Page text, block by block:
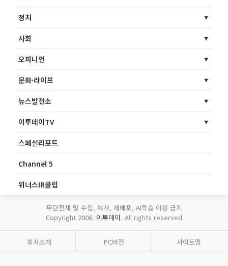
정치
사회
오피니언
문화·라이프
뉴스발전소
이투데이TV
스페셜리포트
Channel 5
위너스IR클럽
무단전재 및 수집, 복사, 재배포, AI학습 이용 금지
Copyright 2006. 이투데이. All rights reserved
회사소개 PC버전 사이트맵